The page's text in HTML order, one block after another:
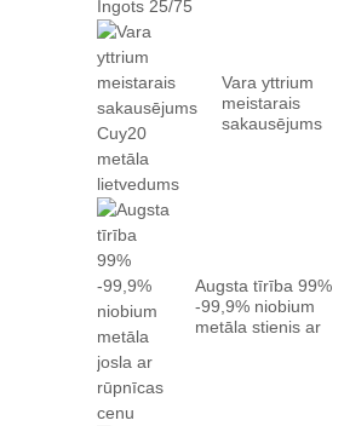
Vara yttrium
meistarais
sakausējums
Augsta tīrība 99%
-99,9% niobium
metāla stienis ar